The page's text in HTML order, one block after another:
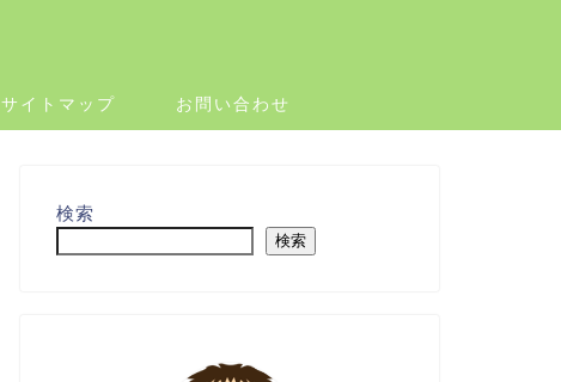
サイトマップ お問い合わせ
検索
検索